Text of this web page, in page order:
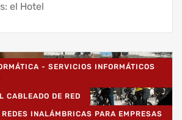
el Hotel
- SERVICIOS INFORMÁTICOS
CABLEADO DE RED
INALÁMBRICAS PARA EMPRESAS